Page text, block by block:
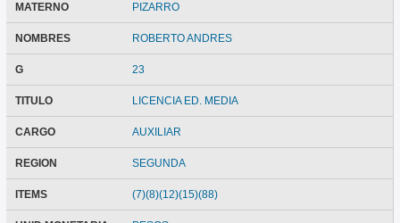
MATERNO PIZARRO
NOMBRES ROBERTO ANDRES
G 23
TITULO LICENCIA ED. MEDIA
CARGO AUXILIAR
REGION SEGUNDA
ITEMS (7)(8)(12)(15)(88)